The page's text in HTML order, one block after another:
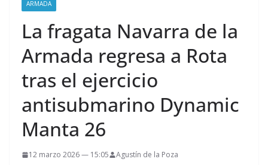
ARMADA
La fragata Navarra de la
Armada regresa a Rota
tras el ejercicio
antisubmarino Dynamic
Manta 26
12 marzo 2026 — 15:05 Agustín de la Poza